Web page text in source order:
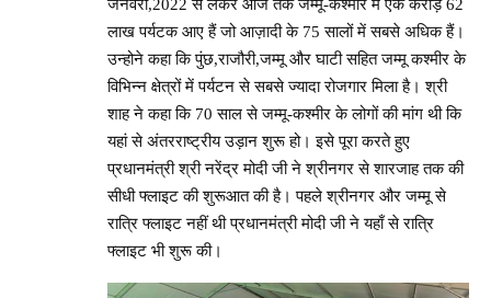
जनवरी,2022 से लेकर आज तक जम्मू-कश्मीर में एक करोड़ 62
लाख पर्यटक आए हैं जो आज़ादी के 75 सालों में सबसे अधिक हैं।
उन्होने कहा कि पुंछ,राजौरी,जम्मू और घाटी सहित जम्मू कश्मीर के
विभिन्न क्षेत्रों में पर्यटन से सबसे ज्यादा रोजगार मिला है। श्री
शाह ने कहा कि 70 साल से जम्मू-कश्मीर के लोगों की मांग थी कि
यहां से अंतरराष्ट्रीय उड़ान शुरू हो। इसे पूरा करते हुए
प्रधानमंत्री श्री नरेंद्र मोदी जी ने श्रीनगर से शारजाह तक की
सीधी फ्लाइट की शुरूआत की है। पहले श्रीनगर और जम्मू से
रात्रि फ्लाइट नहीं थी प्रधानमंत्री मोदी जी ने यहाँ से रात्रि
फ्लाइट भी शुरू की।